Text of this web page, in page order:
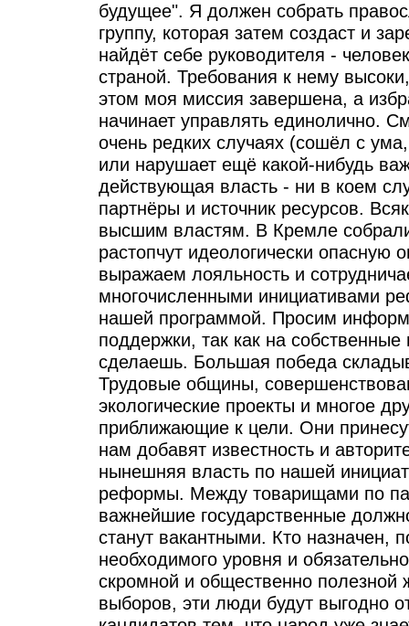
будущее". Я должен собрать
группу, которая затем создаст и
найдёт себе руководителя -
страной. Требования к нему
этом моя миссия завершена, а
начинает управлять единолично.
очень редких случаях (сошёл с
или нарушает ещё какой-нибудь
действующая власть - ни в коем
партнёры и источник ресурсов.
высшим властям. В Кремле
растопчут идеологически опасную
выражаем лояльность и
многочисленными инициативами
нашей программой. Просим
поддержки, так как на
сделаешь. Большая победа
Трудовые общины,
экологические проекты и многое
приближающие к цели. Они
нам добавят известность и
нынешняя власть по нашей
реформы. Между товарищами по
важнейшие государственные
станут вакантными. Кто назначен,
необходимого уровня и
скромной и общественно полезной
выборов, эти люди будут выгодно